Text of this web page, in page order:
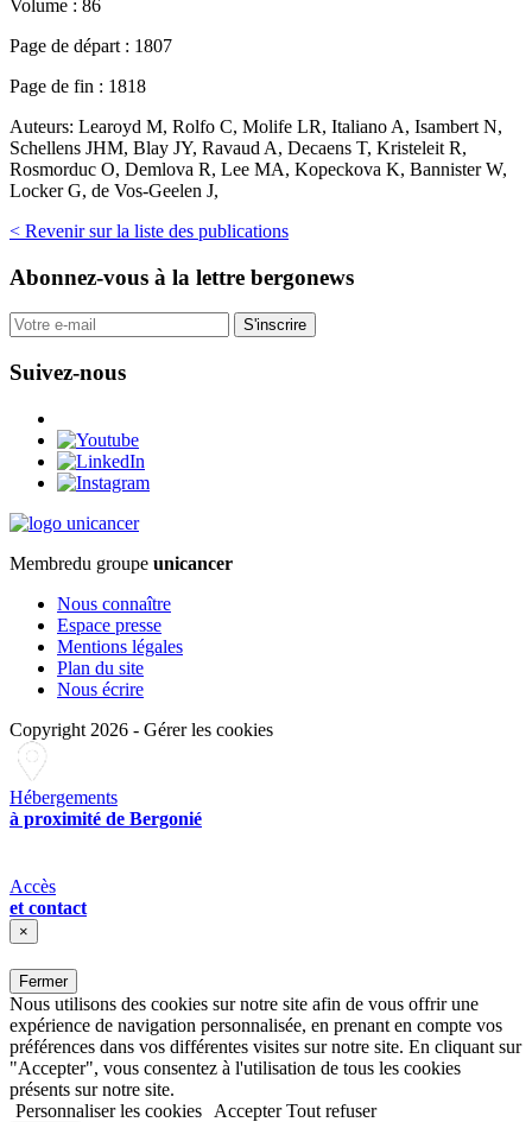
Volume : 86
Page de départ : 1807
Page de fin : 1818
Auteurs: Learoyd M, Rolfo C, Molife LR, Italiano A, Isambert N,
Schellens JHM, Blay JY, Ravaud A, Decaens T, Kristeleit R,
Rosmorduc O, Demlova R, Lee MA, Kopeckova K, Bannister W,
Locker G, de Vos-Geelen J,
< Revenir sur la liste des publications
Abonnez-vous à la lettre bergonews
S'inscrire
Suivez-nous
Membredu groupe unicancer
Nous connaître
Espace presse
Mentions légales
Plan du site
Nous écrire
Copyright 2026 - Gérer les cookies
Hébergements
à proximité de Bergonié
Accès
et contact
×
Fermer
Nous utilisons des cookies sur notre site afin de vous offrir une
expérience de navigation personnalisée, en prenant en compte vos
préférences dans vos différentes visites sur notre site. En cliquant sur
"Accepter", vous consentez à l'utilisation de tous les cookies
présents sur notre site.
Personnaliser les cookies
Accepter Tout refuser